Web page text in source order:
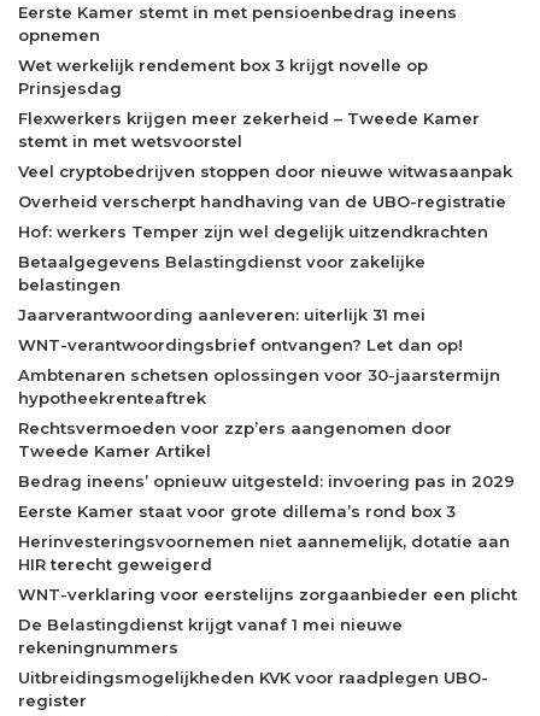
Eerste Kamer stemt in met pensioenbedrag ineens
opnemen
Wet werkelijk rendement box 3 krijgt novelle op
Prinsjesdag
Flexwerkers krijgen meer zekerheid – Tweede Kamer
stemt in met wetsvoorstel
Veel cryptobedrijven stoppen door nieuwe witwasaanpak
Overheid verscherpt handhaving van de UBO-registratie
Hof: werkers Temper zijn wel degelijk uitzendkrachten
Betaalgegevens Belastingdienst voor zakelijke
belastingen
Jaarverantwoording aanleveren: uiterlijk 31 mei
WNT-verantwoordingsbrief ontvangen? Let dan op!
Ambtenaren schetsen oplossingen voor 30-jaarstermijn
hypotheekrenteaftrek
Rechtsvermoeden voor zzp’ers aangenomen door
Tweede Kamer Artikel
Bedrag ineens’ opnieuw uitgesteld: invoering pas in 2029
Eerste Kamer staat voor grote dillema’s rond box 3
Herinvesteringsvoornemen niet aannemelijk, dotatie aan
HIR terecht geweigerd
WNT-verklaring voor eerstelijns zorgaanbieder een plicht
De Belastingdienst krijgt vanaf 1 mei nieuwe
rekeningnummers
Uitbreidingsmogelijkheden KVK voor raadplegen UBO-
register